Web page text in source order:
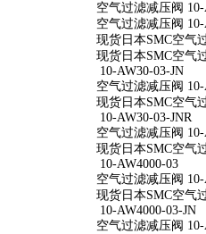
空气过滤减压阀 10-
空气过滤减压阀 10-
现货日本SMC空气
现货日本SMC空气
10-AW30-03-JN
空气过滤减压阀 10-
现货日本SMC空气
10-AW30-03-JNR
空气过滤减压阀 10-
现货日本SMC空气
10-AW4000-03
空气过滤减压阀 10-
现货日本SMC空气
10-AW4000-03-JN
空气过滤减压阀 10-